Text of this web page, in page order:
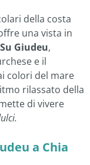
della costa
una vista in
Giudeu,
e il
colori del mare
rilassato della
di vivere
a Chia